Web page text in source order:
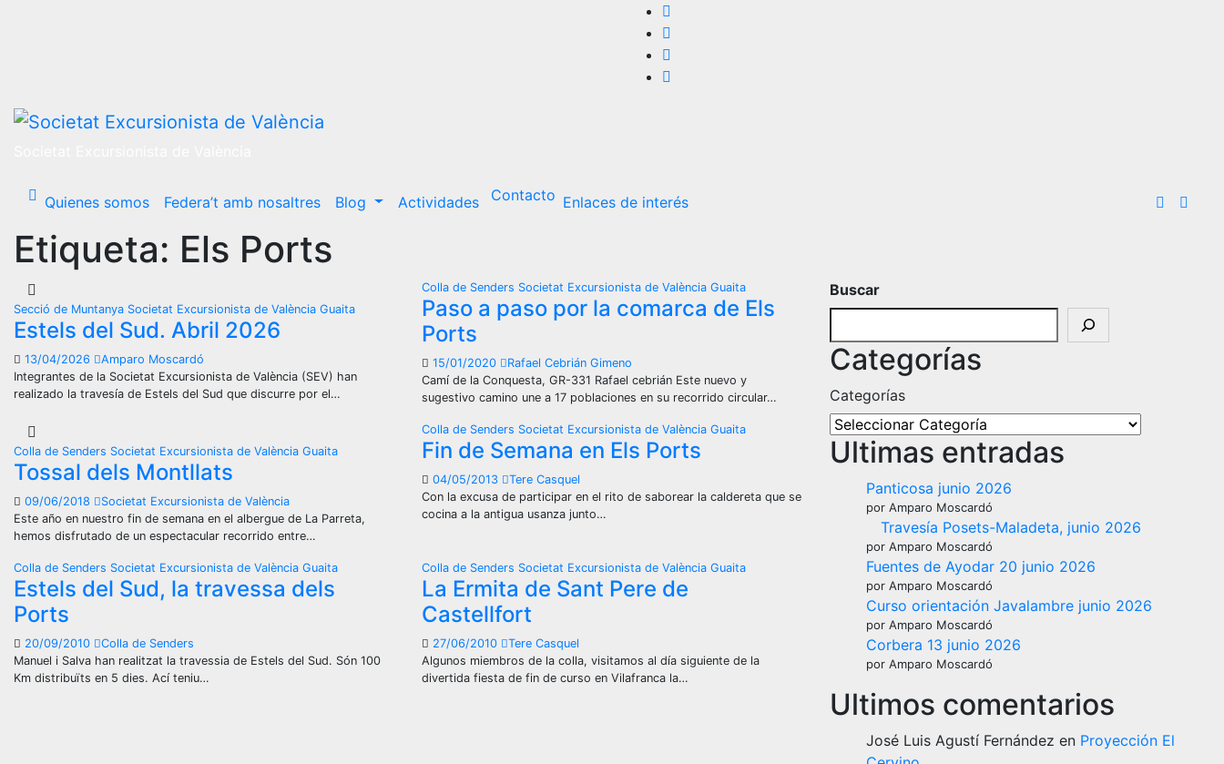
Quienes somos Federa’t amb nosaltres Blog Actividades Contacto Enlaces de interés
Etiqueta: Els Ports
Secció de Muntanya Societat Excursionista de València Guaita
Estels del Sud. Abril 2026
13/04/2026
Amparo Moscardó
Integrantes de la Societat Excursionista de València (SEV) han
realizado la travesía de Estels del Sud que discurre por el…
Colla de Senders Societat Excursionista de València Guaita
Paso a paso por la comarca de Els
Ports
15/01/2020
Rafael Cebrián Gimeno
Camí de la Conquesta, GR-331 Rafael cebrián Este nuevo y
sugestivo camino une a 17 poblaciones en su recorrido circular…
Colla de Senders Societat Excursionista de València Guaita
Tossal dels Montllats
09/06/2018
Societat Excursionista de València
Este año en nuestro fin de semana en el albergue de La Parreta,
hemos disfrutado de un espectacular recorrido entre…
Colla de Senders Societat Excursionista de València Guaita
Fin de Semana en Els Ports
04/05/2013
Tere Casquel
Con la excusa de participar en el rito de saborear la caldereta que se
cocina a la antigua usanza junto…
Colla de Senders Societat Excursionista de València Guaita
Estels del Sud, la travessa dels
Ports
20/09/2010
Colla de Senders
Manuel i Salva han realitzat la travessia de Estels del Sud. Són 100
Km distribuïts en 5 dies. Ací teniu…
Colla de Senders Societat Excursionista de València Guaita
La Ermita de Sant Pere de
Castellfort
27/06/2010
Tere Casquel
Algunos miembros de la colla, visitamos al día siguiente de la
divertida fiesta de fin de curso en Vilafranca la…
Buscar
Categorías
Categorías
Ultimas entradas
Panticosa junio 2026
por Amparo Moscardó
Travesía Posets-Maladeta, junio 2026
por Amparo Moscardó
Fuentes de Ayodar 20 junio 2026
por Amparo Moscardó
Curso orientación Javalambre junio 2026
por Amparo Moscardó
Corbera 13 junio 2026
por Amparo Moscardó
Ultimos comentarios
José Luis Agustí Fernández en Proyección El